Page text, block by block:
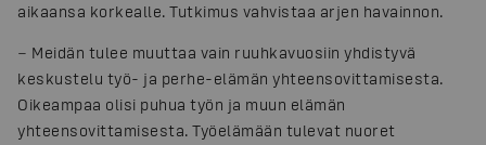
aikaansa korkealle. Tutkimus vahvistaa arjen havainnon.
− Meidän tulee muuttaa vain ruuhkavuosiin yhdistyvä
keskustelu työ- ja perhe-elämän yhteensovittamisesta.
Oikeampaa olisi puhua työn ja muun elämän
yhteensovittamisesta. Työelämään tulevat nuoret